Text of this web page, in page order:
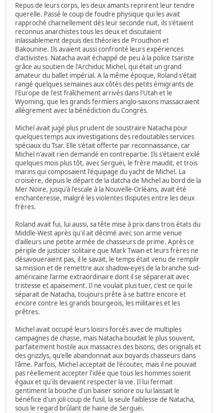
Repus de leurs corps, les deux amants reprirent leur tendre
querelle. Passé le coup de foudre physique qui les avait
rapproché charnellement dès leur seconde nuit, ils s'étaient
reconnus anarchistes tous les deux et discutaient
inlassablement depuis des théories de Proudhon et
Bakounine. Ils avaient aussi confronté leurs expériences
d'activistes. Natacha avait échappé de peu à la police tsariste
grâce au soutien de l'Archiduc Michel, qui était un grand
amateur du ballet impérial. A la même époque, Roland s'était
rangé quelques semaines aux côtés des petits émigrants de
l'Europe de l'est fraîchement arrivés dans l'Utah et le
Wyoming, que les grands fermiers anglo-saxons massacraient
allègrement avec la bénédiction du Congrès.
Michel avait jugé plus prudent de soustraire Natacha pour
quelques temps aux investigations des redoutables services
spéciaux du Tsar. Elle s'était offerte par reconnaissance, car
Michel n'avait rien demandé en contrepartie. Ils s'étaient exilé
quelques mois plus tôt, avec Serguëi, le frère maudit, et trois
marins qui composaient l'équipage du yacht de Michel. La
croisière, depuis le départ de la datcha de Michel au bord de la
Mer Noire, jusqu'à l'escale à la Nouvelle-Orléans, avait été
enchanteresse, malgré les violentes disputes entre les deux
frères.
Roland avait fui, lui aussi, sa tête mise à prix dans trois états du
Middle-West après qu'il ait décimé avec son arme venue
d'ailleurs une petite armée de chasseurs de prime. Après ce
périple de justicier solitaire que Mark Twain et leurs frères ne
désavoueraient pas, il le savait, le temps était venu de remplir
sa mission et de remettre aux shadow-eyes de la branche sud-
américaine l'arme extraordinaire dont il se séparerait avec
tristesse et apaisement. Il ne voulait plus tuer, c'est ce qui le
séparait de Natacha, toujours prête à se battre encore et
encore contre les grands bourgeois, les militaires et les
prêtres.
Michel avait occupé leurs loisirs forcés avec de multiples
campagnes de chasse, mais Natacha boudait le plus souvent,
parfaitement hostile aux massacres des bisons, des orignals et
des grizzlys, qu'elle abandonnait aux boyards chasseurs dans
l'âme. Parfois, Michel acceptait de l'écouter, mais il ne pouvait
pas réellement accepter l'idée que tous les hommes soient
égaux et qu'ils devaient respecter la vie. Il lui fermait
gentiment la bouche d'un baiser sonore ou lui laissait le
bénéfice d'un joli coup de fusil, la seule faiblesse de Natacha,
sous le regard brûlant de haine de Serguëi.